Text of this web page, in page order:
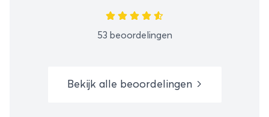
53 beoordelingen
Bekijk alle beoordelingen